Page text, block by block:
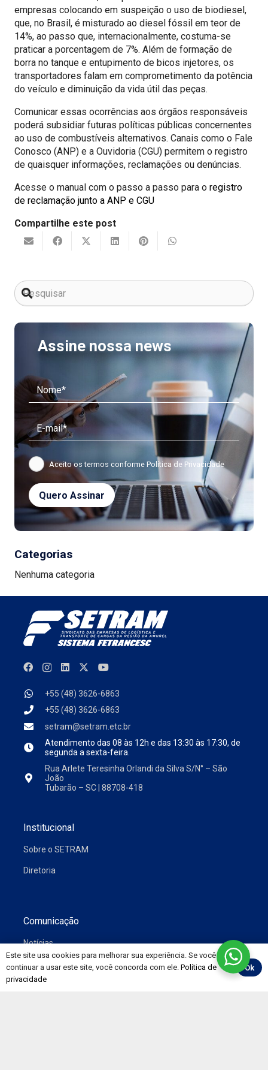
empresas colocando em suspeição o uso de biodiesel,
que, no Brasil, é misturado ao diesel fóssil em teor de
14%, ao passo que, internacionalmente, costuma-se
praticar a porcentagem de 7%. Além de formação de
borra no tanque e entupimento de bicos injetores, os
transportadores falam em comprometimento da potência
do veículo e diminuição da vida útil das peças.
Comunicar essas ocorrências aos órgãos responsáveis
poderá subsidiar futuras políticas públicas concernentes
ao uso de combustíveis alternativos. Canais como o Fale
Conosco (ANP) e a Ouvidoria (CGU) permitem o registro
de quaisquer informações, reclamações ou denúncias.
Acesse o manual com o passo a passo para o registro
de reclamação junto a ANP e CGU
Compartilhe este post
Assine nossa news
Aceito os termos conforme Política de Privacidade
Categorias
Nenhuma categoria
+55 (48) 3626-6863
+55 (48) 3626-6863
setram@setram.etc.br
Atendimento das 08 às 12h e das 13:30 às 17:30, de
segunda a sexta-feira.
Rua Arlete Teresinha Orlandi da Silva S/N° – São
João
Tubarão – SC | 88708-418
Institucional
Sobre o SETRAM
Diretoria
Comunicação
Notícias
Vídeos
Convenções
Este site usa cookies para melhorar sua experiência. Se você
continuar a usar este site, você concorda com ele. Política de
privacidade
Ok